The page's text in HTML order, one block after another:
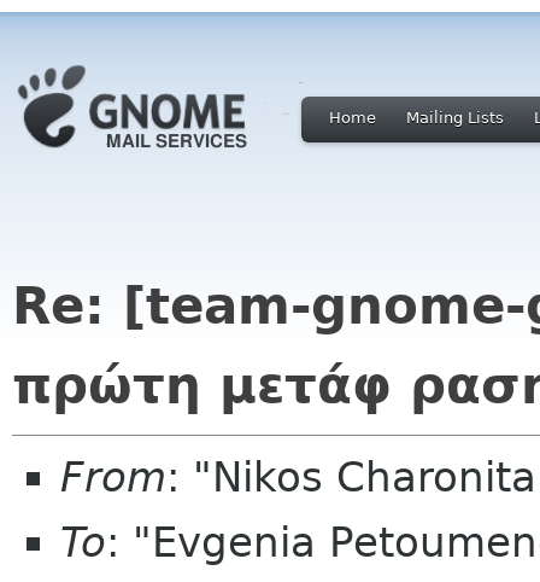
Home Mailing Lists
Re: [team-
πρώτη μετάφ
From: "Nikos
To: "Evgenia